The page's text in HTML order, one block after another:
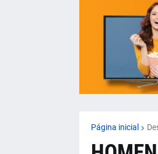
Página inicial